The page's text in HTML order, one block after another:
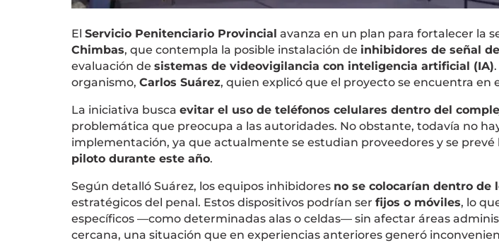
El Servicio Penitenciario Provincial avanza en un plan para fortalecer la
Chimbas, que contempla la posible instalación de inhibidores de señal
evaluación de sistemas de videovigilancia con inteligencia artificial (IA)
organismo, Carlos Suárez, quien explicó que el proyecto se encuentra en
La iniciativa busca evitar el uso de teléfonos celulares dentro del
problemática que preocupa a las autoridades. No obstante, todavía no
implementación, ya que actualmente se estudian proveedores y se prevé
piloto durante este año.
Según detalló Suárez, los equipos inhibidores no se colocarían dentro de
estratégicos del penal. Estos dispositivos podrían ser fijos o móviles, lo
específicos —como determinadas alas o celdas— sin afectar áreas
cercana, una situación que en experiencias anteriores generó